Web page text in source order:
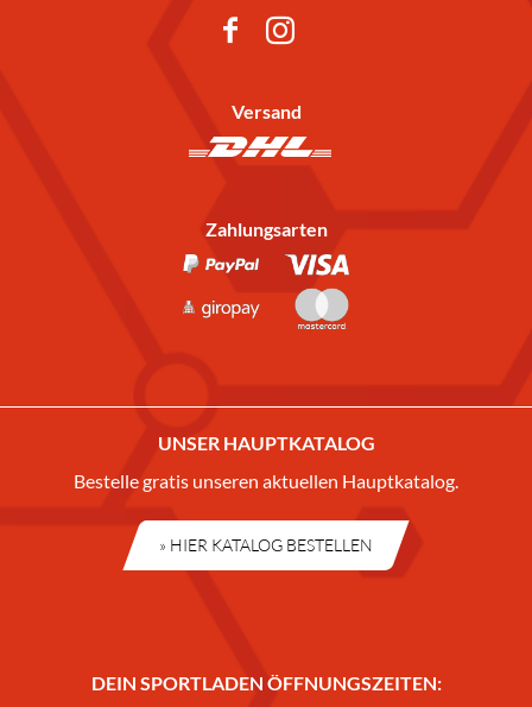
Versand
Zahlungsarten
UNSER HAUPTKATALOG
Bestelle gratis unseren aktuellen Hauptkatalog.
» HIER KATALOG BESTELLEN
DEIN SPORTLADEN ÖFFNUNGSZEITEN: